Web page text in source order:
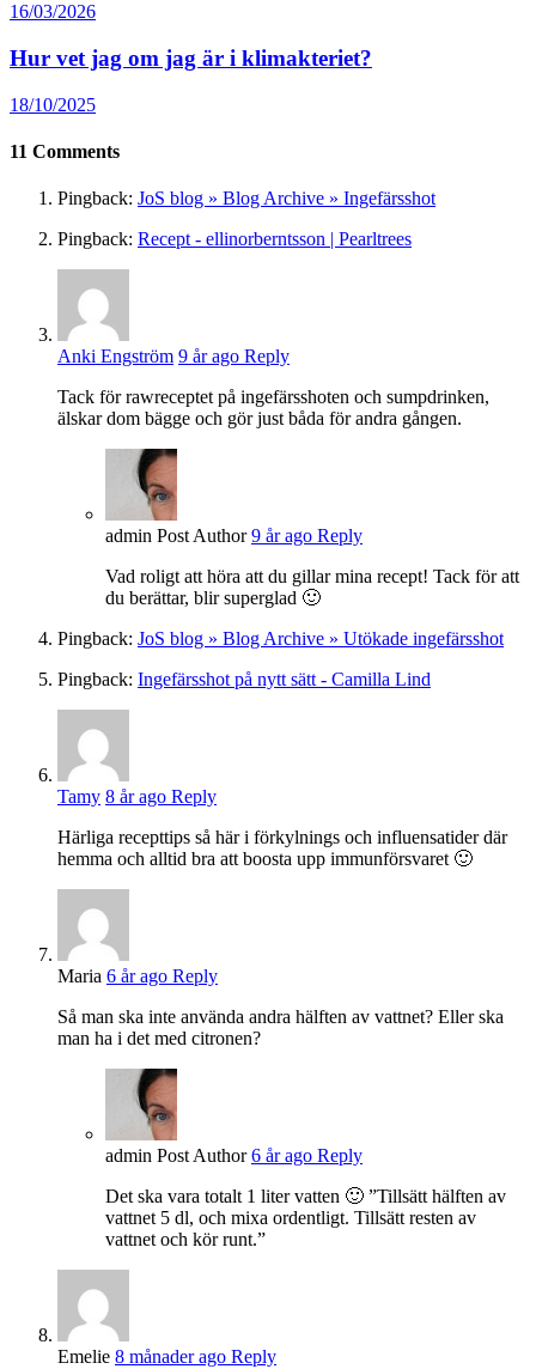
16/03/2026
Hur vet jag om jag är i klimakteriet?
18/10/2025
11 Comments
Pingback: JoS blog » Blog Archive » Ingefärsshot
Pingback: Recept - ellinorberntsson | Pearltrees
Anki Engström 9 år ago Reply
Tack för rawreceptet på ingefärsshoten och sumpdrinken,
älskar dom bägge och gör just båda för andra gången.
admin Post Author 9 år ago Reply
Vad roligt att höra att du gillar mina recept! Tack för att
du berättar, blir superglad 🙂
Pingback: JoS blog » Blog Archive » Utökade ingefärsshot
Pingback: Ingefärsshot på nytt sätt - Camilla Lind
Tamy 8 år ago Reply
Härliga recepttips så här i förkylnings och influensatider där
hemma och alltid bra att boosta upp immunförsvaret 🙂
Maria 6 år ago Reply
Så man ska inte använda andra hälften av vattnet? Eller ska
man ha i det med citronen?
admin Post Author 6 år ago Reply
Det ska vara totalt 1 liter vatten 🙂 ”Tillsätt hälften av
vattnet 5 dl, och mixa ordentligt. Tillsätt resten av
vattnet och kör runt.”
Emelie 8 månader ago Reply